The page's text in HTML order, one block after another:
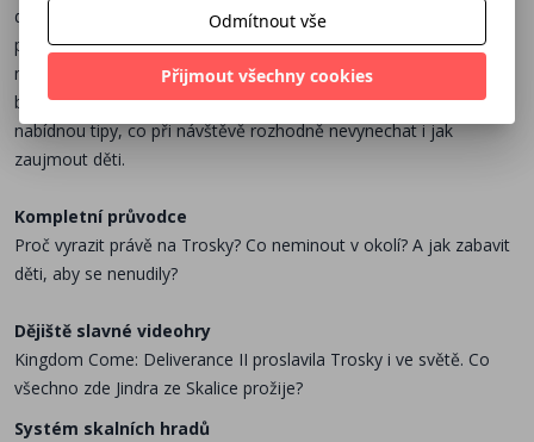
detailních průřezů sídly. Nechybí poutavé zajímavosti z historie,
pověsti, pohled do interiérů ani příběhy rodů, které obývaly tato
místa. Ideální inspirace na výlet i krásný dárek, ke kterému se
budete rádi vracet. A pokud se na hrad nebo zámek chystáte,
nabídnou tipy, co při návštěvě rozhodně nevynechat i jak
zaujmout děti.
Kompletní průvodce
Proč vyrazit právě na Trosky? Co neminout v okolí? A jak zabavit
děti, aby se nenudily?
Dějiště slavné videohry
Kingdom Come: Deliverance II proslavila Trosky i ve světě. Co
všechno zde Jindra ze Skalice prožije?
Systém skalních hradů
Odmítnout vše
Přijmout všechny cookies